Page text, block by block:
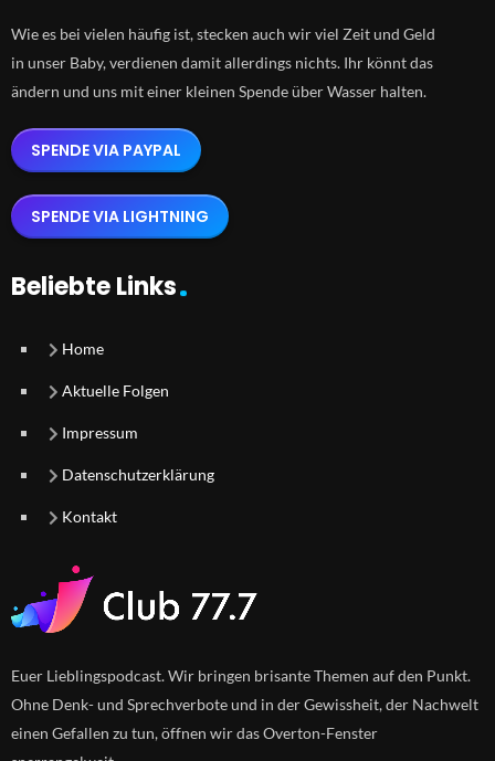
Wie es bei vielen häufig ist, stecken auch wir viel Zeit und Geld
in unser Baby, verdienen damit allerdings nichts. Ihr könnt das
ändern und uns mit einer kleinen Spende über Wasser halten.
SPENDE VIA PAYPAL
SPENDE VIA LIGHTNING
Beliebte Links
Home
Aktuelle Folgen
Impressum
Datenschutzerklärung
Kontakt
Euer Lieblingspodcast. Wir bringen brisante Themen auf den Punkt.
Ohne Denk- und Sprechverbote und in der Gewissheit, der Nachwelt
einen Gefallen zu tun, öffnen wir das Overton-Fenster